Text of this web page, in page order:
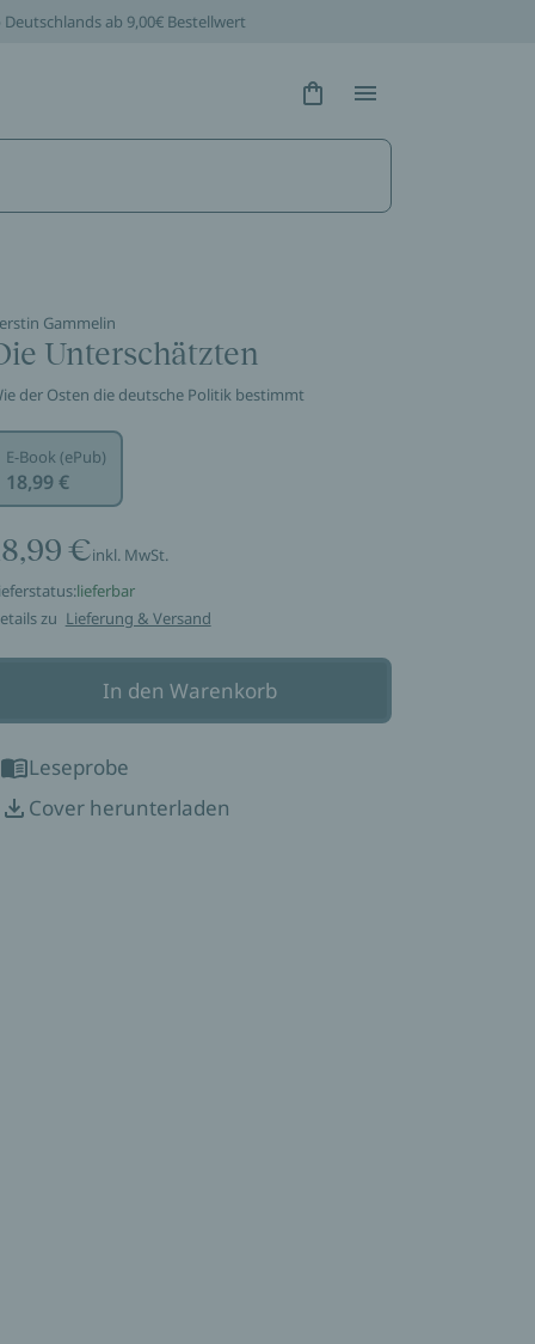
ab 9,00€ Bestellwert
Hidden Text
Hidden Text
Gammelin
Unterschätzten
der Osten die deutsche Politik bestimmt
E-Book (ePub)
18,99 €
€inkl. MwSt.
lieferbar
zu Lieferung & Versand
In den Warenkorb
Leseprobe
Cover herunterladen